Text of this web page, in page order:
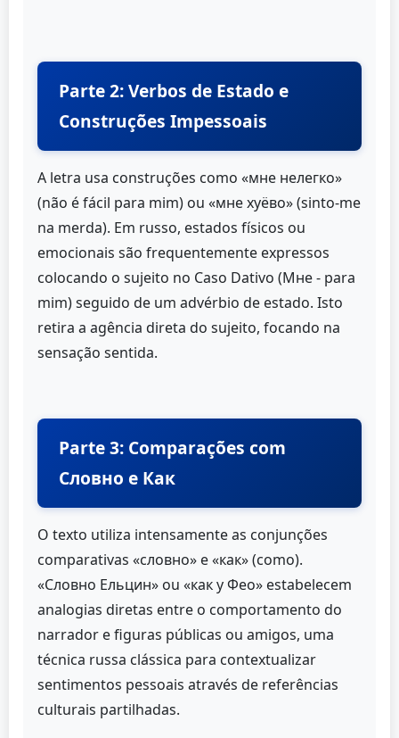
Parte 2: Verbos de Estado e
Construções Impessoais
A letra usa construções como «мне нелегко»
(não é fácil para mim) ou «мне хуёво» (sinto-me
na merda). Em russo, estados físicos ou
emocionais são frequentemente expressos
colocando o sujeito no Caso Dativo (Мне - para
mim) seguido de um advérbio de estado. Isto
retira a agência direta do sujeito, focando na
sensação sentida.
Parte 3: Comparações com
Словно e Как
O texto utiliza intensamente as conjunções
comparativas «словно» e «как» (como).
«Словно Ельцин» ou «как у Фео» estabelecem
analogias diretas entre o comportamento do
narrador e figuras públicas ou amigos, uma
técnica russa clássica para contextualizar
sentimentos pessoais através de referências
culturais partilhadas.